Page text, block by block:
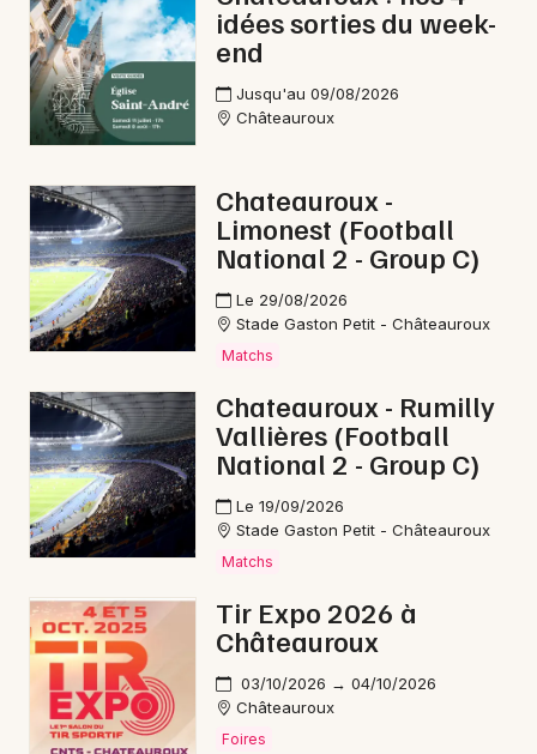
Conférences dans le Centre-Val de Loire
Artistes en tournée
Actus au Blanc
Magazine au Blanc
36 - Indre
Choisir mes départements
Mon email
idées sorties du week-
end
Jusqu'au 09/08/2026
Châteauroux
Chateauroux -
Limonest (Football
National 2 - Group C)
Le 29/08/2026
Stade Gaston Petit - Châteauroux
Matchs
Chateauroux - Rumilly
Vallières (Football
National 2 - Group C)
Le 19/09/2026
Stade Gaston Petit - Châteauroux
Matchs
Tir Expo 2026 à
Châteauroux
03/10/2026 → 04/10/2026
Châteauroux
Foires